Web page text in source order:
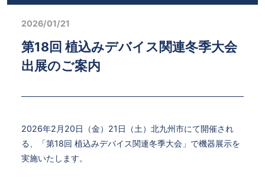
2026/01/21
第18回 植込みデバイス関連冬季大会
出展のご案内
2026年2月20日（金）21日（土）北九州市にて開催され
る、「第18回 植込みデバイス関連冬季大会」で機器展示を
実施いたします。